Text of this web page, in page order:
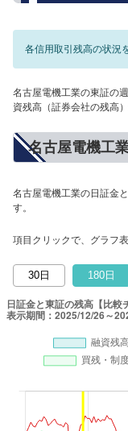
各信用取引残高の状況
名古屋電機工業の東証の
資残高（証券会社の残高
名古屋電機工
名古屋電機工業の日証金
す。
項目クリックで、グラフ
30日 180日